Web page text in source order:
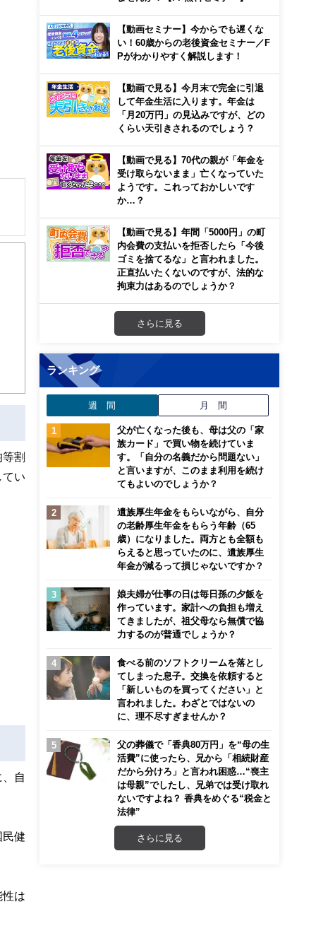
て
割
てい
自
民健
性は
【動画セミナー】今からでも遅くな
い！60歳からの老後資金セミナー／F
Pがわかりやすく解説します！
【動画で見る】今月末で完全に引退
して年金生活に入ります。年金は
「月20万円」の見込みですが、どの
くらい天引きされるのでしょう？
【動画で見る】70代の親が「年金を
受け取らないまま」亡くなっていた
ようです。これっておかしいです
か…？
【動画で見る】年間「5000円」の町
内会費の支払いを拒否したら「今後
ゴミを捨てるな」と言われました。
正直払いたくないのですが、法的な
拘束力はあるのでしょうか？
さらに見る
ランキング
週 間 月 間
父が亡くなった後も、母は父の「家
族カード」で買い物を続けていま
す。「自分の名義だから問題ない」
と言いますが、このまま利用を続け
てもよいのでしょうか？
遺族厚生年金をもらいながら、自分
の老齢厚生年金をもらう年齢（65
歳）になりました。両方とも全額も
らえると思っていたのに、遺族厚生
年金が減るって損じゃないですか？
娘夫婦が仕事の日は毎日孫の夕飯を
作っています。家計への負担も増え
てきましたが、祖父母なら無償で協
力するのが普通でしょうか？
食べる前のソフトクリームを落とし
てしまった息子。交換を依頼すると
「新しいものを買ってください」と
言われました。わざとではないの
に、理不尽すぎませんか？
父の葬儀で「香典80万円」を“母の生
活費”に使ったら、兄から「相続財産
だから分けろ」と言われ困惑…“喪主
は母親”でしたし、兄弟では受け取れ
ないですよね？ 香典をめぐる“税金と
法律”
さらに見る